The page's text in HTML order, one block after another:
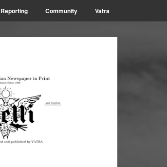
Reporting Community Vatra